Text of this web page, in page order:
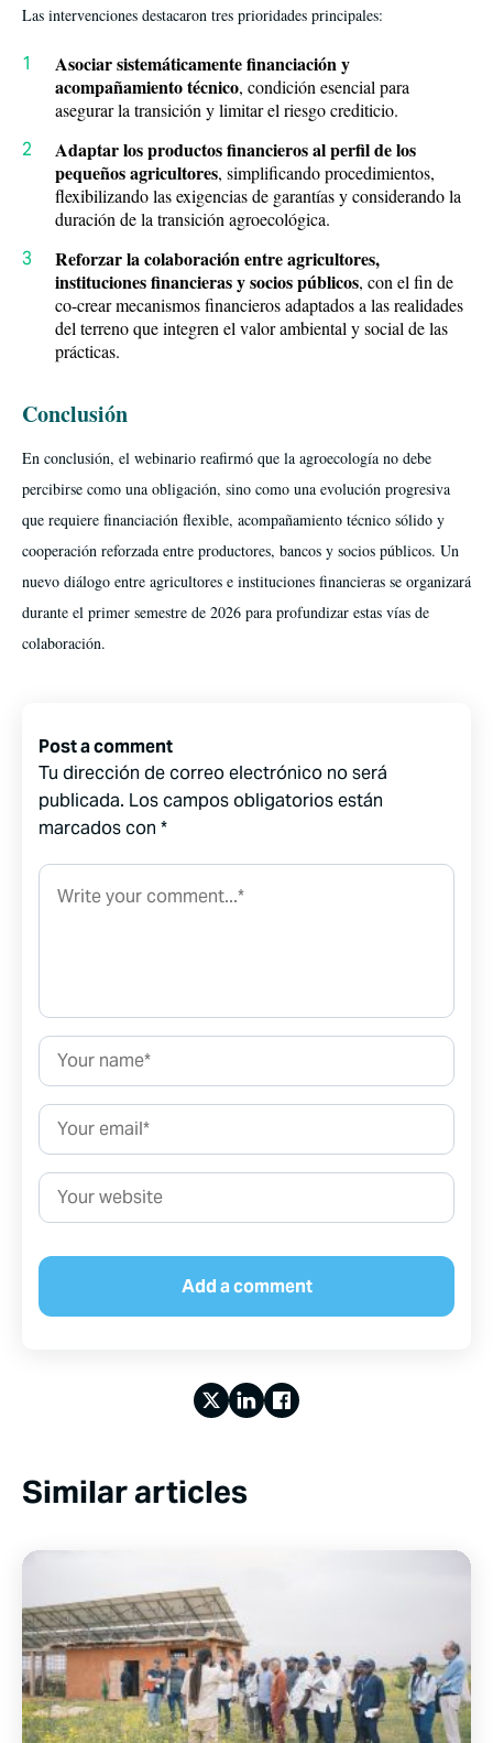
Las intervenciones destacaron tres prioridades principales:
Asociar sistemáticamente financiación y
acompañamiento técnico, condición esencial para
asegurar la transición y limitar el riesgo crediticio.
Adaptar los productos financieros al perfil de los
pequeños agricultores, simplificando procedimientos,
flexibilizando las exigencias de garantías y considerando la
duración de la transición agroecológica.
Reforzar la colaboración entre agricultores,
instituciones financieras y socios públicos, con el fin de
co-crear mecanismos financieros adaptados a las realidades
del terreno que integren el valor ambiental y social de las
prácticas.
Conclusión
En conclusión, el webinario reafirmó que la agroecología no debe
percibirse como una obligación, sino como una evolución progresiva
que requiere financiación flexible, acompañamiento técnico sólido y
cooperación reforzada entre productores, bancos y socios públicos. Un
nuevo diálogo entre agricultores e instituciones financieras se organizará
durante el primer semestre de 2026 para profundizar estas vías de
colaboración.
Post a comment
Tu dirección de correo electrónico no será
publicada. Los campos obligatorios están
marcados con *
Comment*
Name*
Email*
Website
Similar articles